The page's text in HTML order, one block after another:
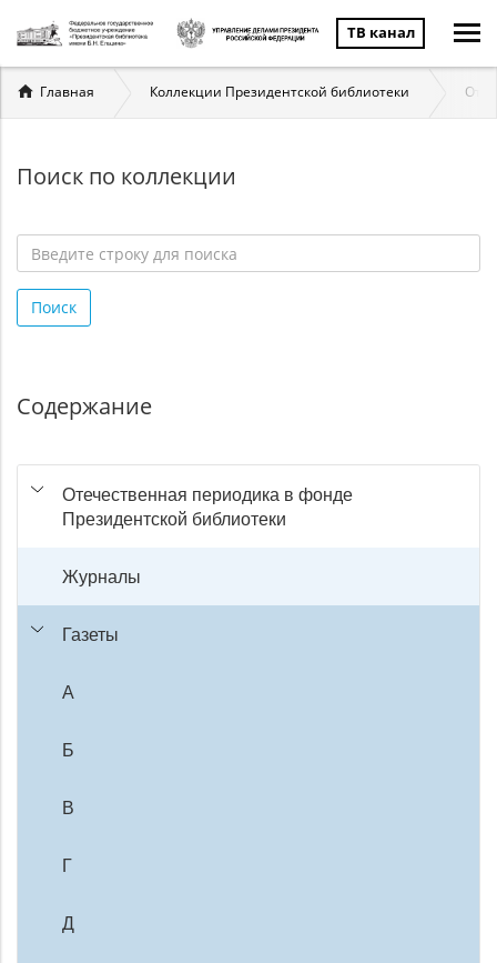
ТВ канал
Вы
здесь
Главная Коллекции Президентской библиотеки
Поиск по коллекции
строку
для
Поиск
Содержание
Отечественная периодика в фонде
Президентской библиотеки
Журналы
Газеты
А
Б
В
Г
Д